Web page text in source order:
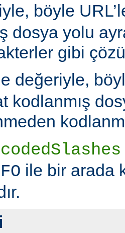
böyle
dosya yolu
gibi
değeriyle,
kodlanmış
ile bir arada